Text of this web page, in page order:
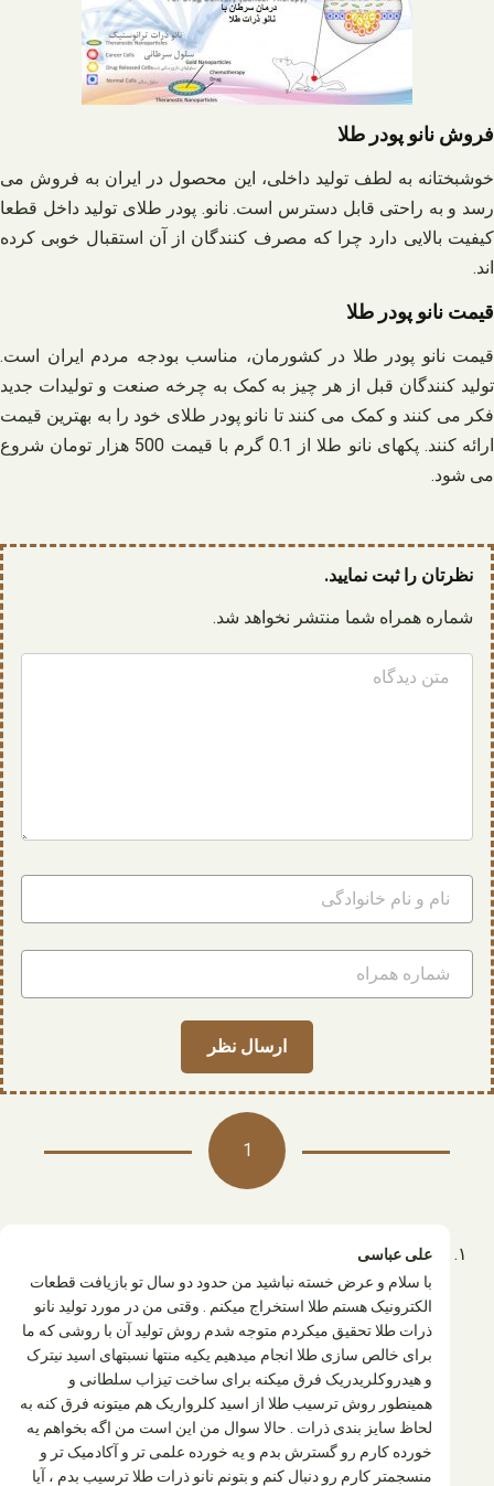
فروش نانو پودر طلا
خوشبختانه به لطف تولید داخلی، این محصول در ایران به فروش می
رسد و به راحتی قابل دسترس است. نانو. پودر طلای تولید داخل قطعا
کیفیت بالایی دارد چرا که مصرف کنندگان از آن استقبال خوبی کرده
اند.
قیمت نانو پودر طلا
قیمت نانو پودر طلا در کشورمان، مناسب بودجه مردم ایران است.
تولید کنندگان قبل از هر چیز به کمک به چرخه صنعت و تولیدات جدید
فکر می کنند و کمک می کنند تا نانو پودر طلای خود را به بهترین قیمت
ارائه کنند. پکهای نانو طلا از 0.1 گرم با قیمت 500 هزار تومان شروع
می شود.
1
علی عباسی
با سلام و عرض خسته نباشید من حدود دو سال تو بازیافت قطعات
الکترونیک هستم طلا استخراج میکنم . وقتی من در مورد تولید نانو
ذرات طلا تحقیق میکردم متوجه شدم روش تولید آن با روشی که ما
برای خالص سازی طلا انجام میدهیم یکیه منتها نسبتهای اسید نیترک
و هیدروکلریدریک فرق میکنه برای ساخت تیزاب سلطانی و
همینطور روش ترسیب طلا از اسید کلرواریک هم میتونه فرق کنه به
لحاظ سایز بندی ذرات . حالا سوال من این است من اگه بخواهم یه
خورده کارم رو گسترش بدم و یه خورده علمی تر و آکادمیک تر و
منسجمتر کارم رو دنبال کنم و بتونم نانو ذرات طلا ترسیب بدم ، آیا
نظرتان را ثبت نمایید.
شماره همراه شما منتشر نخواهد شد.